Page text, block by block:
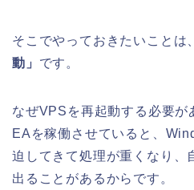
そこでやっておきたいことは、
動」 です。
なぜVPSを再起動する必要が
EAを稼働させていると、
迫してきて処理が重くなり、
出ることがあるからです。